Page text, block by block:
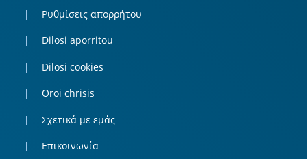
Ρυθμίσεις απορρήτου
Dilosi aporritou
Dilosi cookies
Oroi chrisis
Σχετικά με εμάς
Επικοινωνία